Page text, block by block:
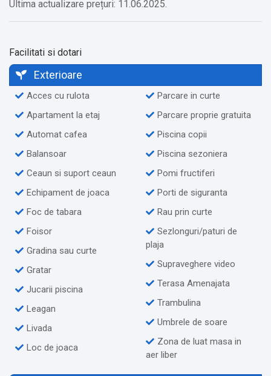
Ultima actualizare prețuri: 11.06.2025.
Facilitati si dotari
Exterioare
Acces cu rulota
Apartament la etaj
Automat cafea
Balansoar
Ceaun si suport ceaun
Echipament de joaca
Foc de tabara
Foisor
Gradina sau curte
Gratar
Jucarii piscina
Leagan
Livada
Loc de joaca
Parcare in curte
Parcare proprie gratuita
Piscina copii
Piscina sezoniera
Pomi fructiferi
Porti de siguranta
Rau prin curte
Sezlonguri/paturi de
plaja
Supraveghere video
Terasa Amenajata
Trambulina
Umbrele de soare
Zona de luat masa in
aer liber